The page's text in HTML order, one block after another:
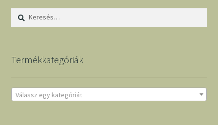
Keresés:
Termékkategóriák
Válassz egy kategóriát